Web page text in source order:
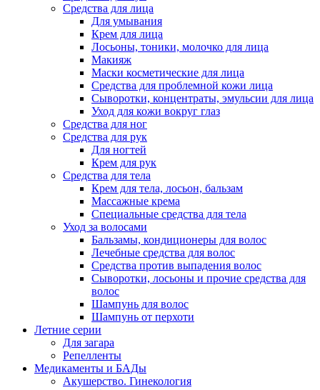
Средства для лица
Для умывания
Крем для лица
Лосьоны, тоники, молочко для лица
Макияж
Маски косметические для лица
Средства для проблемной кожи лица
Сыворотки, концентраты, эмульсии для лица
Уход для кожи вокруг глаз
Средства для ног
Средства для рук
Для ногтей
Крем для рук
Средства для тела
Крем для тела, лосьон, бальзам
Массажные крема
Специальные средства для тела
Уход за волосами
Бальзамы, кондиционеры для волос
Лечебные средства для волос
Средства против выпадения волос
Сыворотки, лосьоны и прочие средства для
волос
Шампунь для волос
Шампунь от перхоти
Летние серии
Для загара
Репелленты
Медикаменты и БАДы
Акушерство. Гинекология